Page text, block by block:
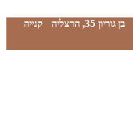
בן גוריון 35, הרצליה
קנייה